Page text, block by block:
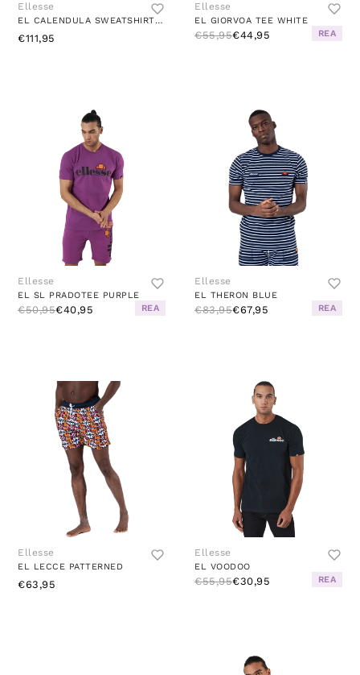
Ellesse
EL CALENDULA SWEATSHIRT BLACK
€111,95
Ellesse
EL GIORVOA TEE WHITE
€55,95€44,95 REA
Ellesse
EL SL PRADOTEE PURPLE
€50,95€40,95 REA
Ellesse
EL THERON BLUE
€83,95€67,95 REA
Ellesse
EL LECCE PATTERNED
€63,95
Ellesse
EL VOODOO
€55,95€30,95 REA